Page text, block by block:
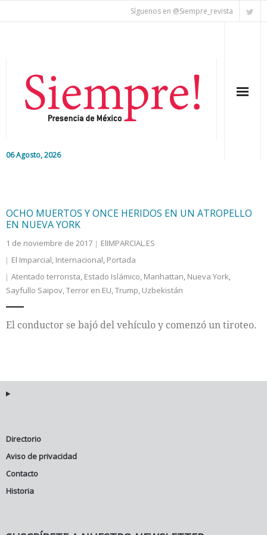
Síguenos en @Siempre_revista
06 Agosto, 2026
Colaboradores
Internacional
Cultura
OCHO MUERTOS Y ONCE HERIDOS EN UN ATROPELLO
EN NUEVA YORK
1 de noviembre de 2017
ElIMPARCIAL.ES
El Imparcial, Internacional, Portada
Atentado terrorista, Estado Islámico, Manhattan, Nueva York,
Sayfullo Saipov,Terror en EU,Trump, Uzbekistán
El conductor se bajó del vehículo y comenzó un tiroteo.
Directorio
Aviso de privacidad
Contacto
Historia